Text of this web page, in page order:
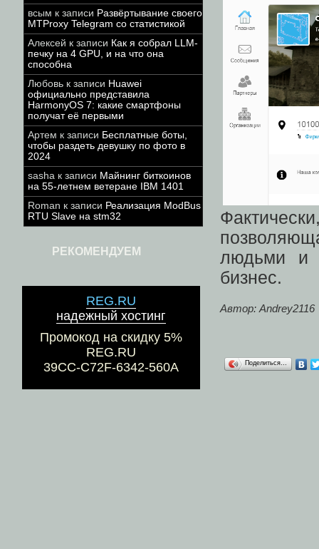
всым к записи Развёртывание своего
MTProxy Telegram со статистикой
Алексей к записи Как я собрал LLM-
печку на 4 GPU, и на что она
способна
Любовь к записи Huawei
официально представила
HarmonyOS 7: какие смартфоны
получат её первыми
Артем к записи Бесплатные боты,
чтобы раздеть девушку по фото в
2024
sasha к записи Майнинг биткоинов
на 55-летнем ветеране IBM 1401
Roman к записи Реализация ModBus
RTU Slave на stm32
РЕКОМЕНДУЕМ
REG.RU
надежный хостинг
Промокод на скидку 5%
REG.RU
39CC-C72F-6342-560A
людьми и
бизнес.
Автор: Andrey2116
Поделиться…